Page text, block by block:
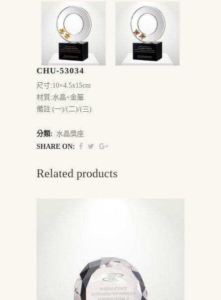
CHU-53034
尺寸:10×4.5x15cm
材質:水晶+金屬
備註:(一)/(二)/(三)
分類: 水晶獎座
SHARE ON:
Related products